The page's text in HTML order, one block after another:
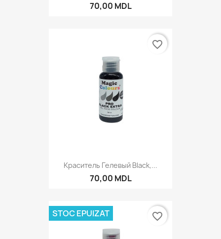
70,00 MDL
Краситель Гелевый Black,...
70,00 MDL
favorite_border
STOC EPUIZAT favorite_border